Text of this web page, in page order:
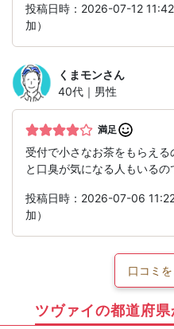
投稿日時：2026-07-12
加）
くまモンさん
40代｜男性
満足
受付で小さなお茶をもらえる
と口臭が気になる人もいるの
投稿日時：2026-07-06
加）
口コミ
ツヴァイの都道府